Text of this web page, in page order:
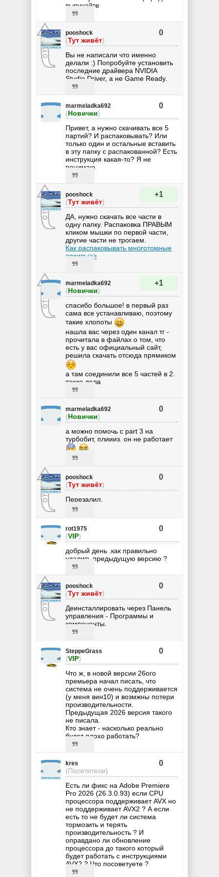
выручайте
pooshock
(Тут живёт)
0
Вы не написали что именно
делали :) Попробуйте установить
последние драйвера NVIDIA
Studio Driver, а не Game Ready.
marmeladka692
(Новички)
0
Привет, а нужно скачивать все 5
партий? И распаковывать? Или
только один и остальные вставить
в эту папку с распакованной? Есть
инструкция какая-то? Я не
понимаю
pooshock
(Тут живёт)
+1
ДА, нужно скачать все части в
одну папку. Распаковка ПРАВЫМ
кликом мышки по первой части,
другие части не трогаем.
Как распаковывать многотомные
архивы>>
marmeladka692
(Новички)
+1
спасибо большое! в первый раз
сама все устанавливаю, поэтому
такие хлопоты
нашла вас через один канал тг -
прочитала в файлах о том, что
есть у вас официальный сайт,
решила скачать отсюда прямиком
а там соединили все 5 частей в 2.
такие дела
marmeladka692
(Новички)
0
а можно помочь с part 3 на
турбобит, плиииз. он не работает
pooshock
(Тут живёт)
0
Перезалил.
rot1975
(VIP)
0
добрый день .как правильно
удалить предыдущую версию ?
pooshock
(Тут живёт)
0
Деинсталлировать через Панель
управления - Программы и
компоненты.
SteppeGrass
(VIP)
0
Что ж, в новой версии 26ого
премьера начал писать, что
система не очень поддерживается
(у меня вин10) и возмжны потери
производительности.
Предыдущая 2026 версия такого
не писала.
Кто знает - насколько реально
будет плохо работать?
kres
(Посетители)
0
Есть ли фикс на Adobe Premiere
Pro 2026 (26.3.0.93) если CPU
процессора поддерживает AVX но
не поддерживает AVX2 ? А если
есть то не будет ли система
тормозить и терять
производительность ? И
оправдано ли обновление
процессора до такого который
будет работать с инструкциями
AVX2 ? Что посоветуете ?